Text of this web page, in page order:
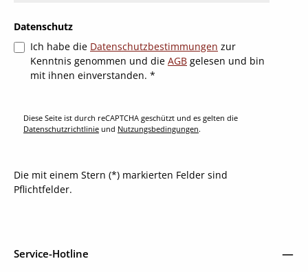
Datenschutz
Ich habe die Datenschutzbestimmungen zur
Kenntnis genommen und die AGB gelesen und bin
mit ihnen einverstanden. *
Diese Seite ist durch reCAPTCHA geschützt und es gelten die
Datenschutzrichtlinie und Nutzungsbedingungen.
Die mit einem Stern (*) markierten Felder sind
Pflichtfelder.
Service-Hotline